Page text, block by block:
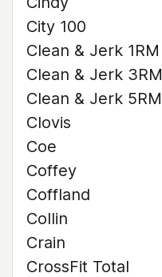
City 100
Clean & Jerk 1RM
Clean & Jerk 3RM
Clean & Jerk 5RM
Clovis
Coe
Coffey
Coffland
Collin
Crain
CrossFit Total